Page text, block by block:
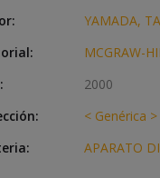
YAMADA,
MCGRAW-
2000
< Genérica >
APARATO